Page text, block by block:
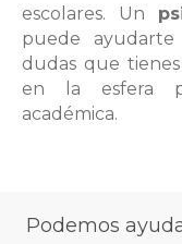
escolares. Un
puede
dudas que
en la esfera
académica.
Podemos